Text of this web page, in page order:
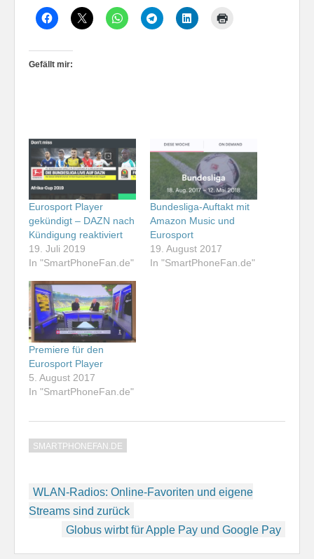
Gefällt mir:
Eurosport Player
gekündigt – DAZN nach
Kündigung reaktiviert
19. Juli 2019
In "SmartPhoneFan.de"
Bundesliga-Auftakt mit
Amazon Music und
Eurosport
19. August 2017
In "SmartPhoneFan.de"
Premiere für den
Eurosport Player
5. August 2017
In "SmartPhoneFan.de"
SMARTPHONEFAN.DE
Beitragsnavigation
WLAN-Radios: Online-Favoriten und eigene
Streams sind zurück
Globus wirbt für Apple Pay und Google Pay